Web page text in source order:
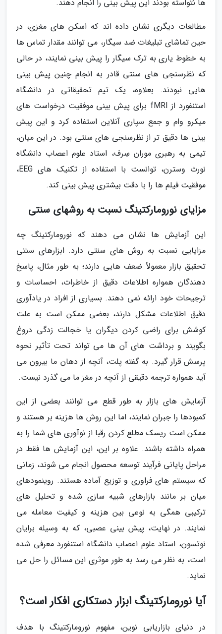
ها نتواسته بودند این پیش بینی را انجام دهند.
مطالعات دیگری نشان داده اند که اسکن های مغزی، در
حین تماشای تبلیغات ضد سیگار، می توانند مقدار تماس ها
به خطوط یاری به ترک سیگار را پیش بینی نمایند، در حالی
که نظرسنجی های سنتی قادر به انجام چنین پیش بینی
هایی نبودند. بعلاوه، یک تیم تحقیقاتی در دانشگاه
استنفورد از fMRI برای پیش بینی موفقیت درخواست های
میکرو وام و جمع سپاری آنلاین استفاده کرد و این پیش
بینی ها دقیق تر از نظرسنجی های سنتی بود. در این میان،
تیمی به رهبری موران سِرف، استاد علوم اعصاب دانشگاه
نورث وسترن، توانست با استفاده از تکنیک های EEG،
موفقیت فیلم ها را با دقت بیشتری پیش بینی کند.
مزایای نورومارکتینگ نسبت به روشهای سنتی
این آزمایش ها نشان می دهند که نورومارکتینگ چه
مزایایی نسبت به روش های سنتی دارد. ابزارهای سنتی
تحقیق بازار معمولاً ضعف هایی دارند؛ به طور مثال، پاسخ
دهندگان همواره اطلاعات دقیق از خاطرات، احساسات و
ترجیحات خود ارائه نمی دهند. بسیاری از افراد در یادآوری
دقیق اطلاعات مشکل دارند، بعضی ممکن است به علت
کوشش برای راضی کردن دیگران یا خجالت زدگی دروغ
بگویند و برداشت های آن ها می تواند تحت تأثیر نحوه
پرسش قرار گیرد. به گفته پلت، آنچه از دهان ما بیرون می
آید همواره ترجمه دقیقی از آنچه در مغز ما می گذرد نیست.
آزمایش های بازار به طور قطع می توانند بعضی از این
کمبودها را جبران نمایند، اما این روش ها هزینه بر هستند و
ممکن است ریسک مطلع کردن رقبا از نوآوری های شما را به
همراه داشته باشند. علاوه بر این، این آزمایش ها فقط در
مراحل پایانی فرآیند توسعه محصول انجام می شوند، زمانی
که سیستم های فراوری و توزیع آماده هستند. روینمودهای
میان بر مانند بازارهای شبیه سازی شده و تحلیل های
ترکیبی همگی به نوعی بین هزینه و کیفیت معامله می
نمایند. در نهایت، پیش بینی عصبی، که به وسیله برایان
نوتسون، استاد علوم اعصاب دانشگاه استنفورد معرفی شده
است، به نظر می رسد به طور موثری این مسائل را حل می
نماید.
آیا نورومارکتینگ ابزار دستکاری افکار است؟
در دنیای بازاریابی نوین، مفهوم نورومارکتینگ با هدف